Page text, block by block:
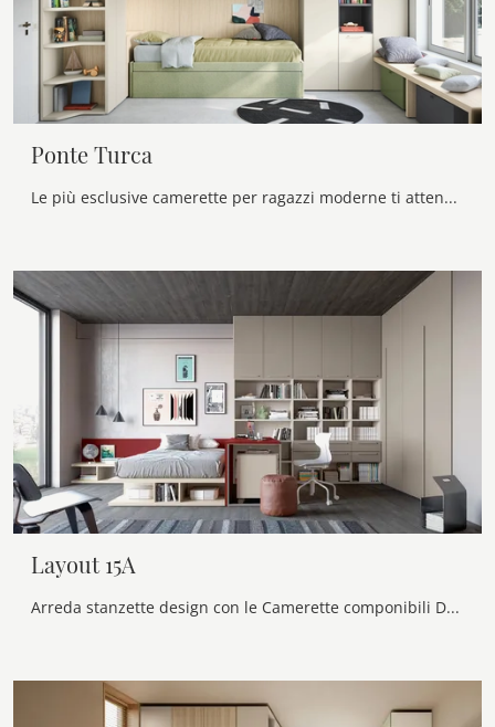
Ponte Turca
Le più esclusive camerette per ragazzi moderne ti attendono! Scopri il modello Ponte Turca di Nidi.
Layout 15A
Arreda stanzette design con le Camerette componibili Doimo Cityline! Il modello Layout 15A in laccato opaco è per ragazzi.